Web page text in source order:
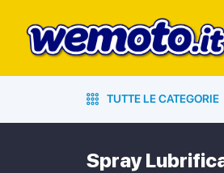
TUTTE LE CATEGORIE
Spray